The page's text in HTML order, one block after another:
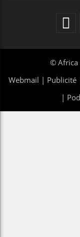
© Africa
Webmail | Publicité
|